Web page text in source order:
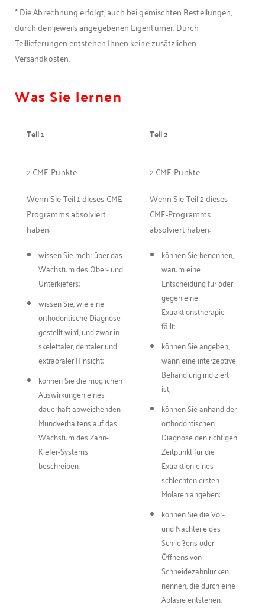
* Die Abrechnung erfolgt, auch bei gemischten Bestellungen,
durch den jeweils angegebenen Eigentümer. Durch
Teillieferungen entstehen Ihnen keine zusätzlichen
Versandkosten.
Was Sie lernen
Teil 1 Teil 2
2 CME-Punkte
Wenn Sie Teil 1 dieses CME-
Programms absolviert
haben:
wissen Sie mehr über das
Wachstum des Ober- und
Unterkiefers;
wissen Sie, wie eine
orthodontische Diagnose
gestellt wird, und zwar in
skelettaler, dentaler und
extraoraler Hinsicht;
können Sie die möglichen
Auswirkungen eines
dauerhaft abweichenden
Mundverhaltens auf das
Wachstum des Zahn-
Kiefer-Systems
beschreiben.
2 CME-Punkte
Wenn Sie Teil 2 dieses
CME-Programms
absolviert haben:
können Sie benennen,
warum eine
Entscheidung für oder
gegen eine
Extraktionstherapie
fällt;
können Sie angeben,
wann eine interzeptive
Behandlung indiziert
ist;
können Sie anhand der
orthodontischen
Diagnose den richtigen
Zeitpunkt für die
Extraktion eines
schlechten ersten
Molaren angeben;
können Sie die Vor-
und Nachteile des
Schließens oder
Öffnens von
Schneidezahnlücken
nennen, die durch eine
Aplasie entstehen;